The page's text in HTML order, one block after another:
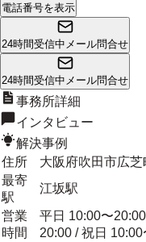
電話番号を表示
24時間受信中 メール問合せ
24時間受信中 メール問合せ
事務所詳細
インタビュー
解決事例
住所
大阪府吹田市広
最寄
駅
江坂駅
営業
時間
平日 10:00〜
20:00 / 祝日